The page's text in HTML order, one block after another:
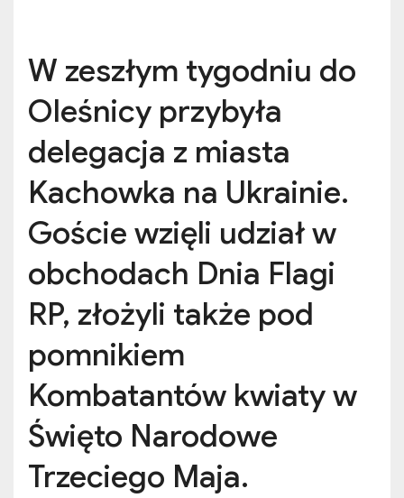
W zeszłym tygodniu do
Oleśnicy przybyła
delegacja z miasta
Kachowka na Ukrainie.
Goście wzięli udział w
obchodach Dnia Flagi
RP, złożyli także pod
pomnikiem
Kombatantów kwiaty w
Święto Narodowe
Trzeciego Maja.